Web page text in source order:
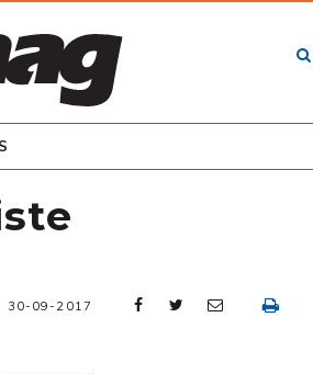
EN KIOSQUE
30-09-2017